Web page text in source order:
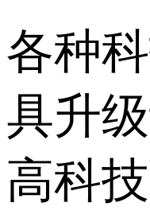
各种
具升
高科